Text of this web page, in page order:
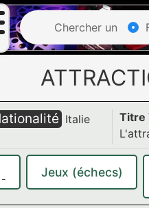
Chercher un
Italie
Titre
-
Jeux (échecs)